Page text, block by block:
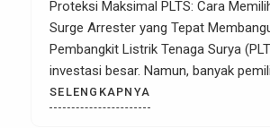
Proteksi Maksimal PLTS: Cara
Surge Arrester yang Tepat
Pembangkit Listrik Tenaga Surya
investasi besar. Namun, banyak
hanya fokus pada panel surya dan
memperhatikan sistem proteksi.
SELENGKAPNYA